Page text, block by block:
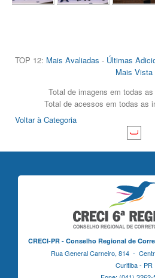
TOP 12: Mais Avaliadas - Últimas
Mais Vista
Total de imagens em todas
Total de acessos em todas as
Voltar à Categoria
CRECI-PR - Conselho Regional de
Rua General Carneiro, 814 -
Curitiba - PR